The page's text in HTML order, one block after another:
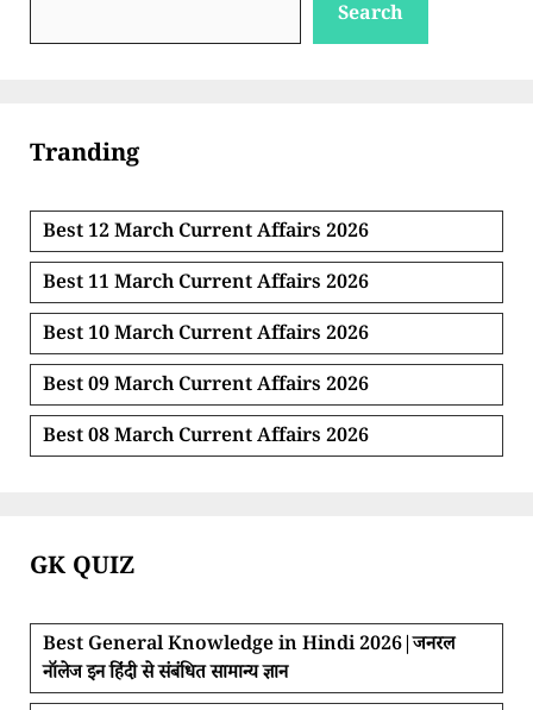
Search
Tranding
Best 12 March Current Affairs 2026
Best 11 March Current Affairs 2026
Best 10 March Current Affairs 2026
Best 09 March Current Affairs 2026
Best 08 March Current Affairs 2026
GK QUIZ
Best General Knowledge in Hindi 2026|जनरल
नॉलेज इन हिंदी से संबंधित सामान्य ज्ञान